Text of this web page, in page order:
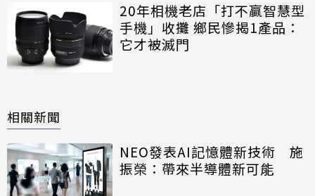
20年相機老店「打不贏智慧型
手機」收攤 鄉民慘揭1產品：
它才被滅門
相關新聞
NEO發表AI記憶體新技術 施
振榮：帶來半導體新可能